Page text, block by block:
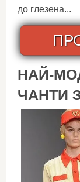
до глезена...
НАЙ-
ЧАНТИ